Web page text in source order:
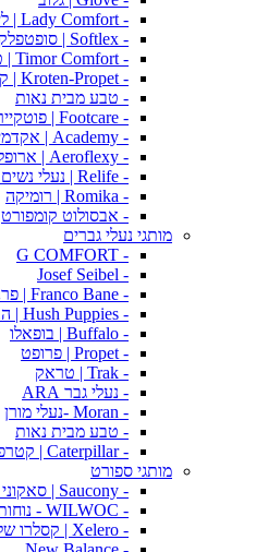
- Lady Comfort | ליידי קומפורט
- Softlex | סופטפלקס
- Timor Comfort | טימור קומפורט
- Kroten-Propet | קרוטן-פרופט
- טבע מבית נאות
- Footcare | פוטקייר
- Academy | אקדמי
- Aeroflexy | ארופלקסי
- Relife | נעלי נשים רילייף
- Romika | רומיקה
- אבסולוט קומפורט
מותגי נעלי גברים
- G COMFORT
- Josef Seibel
- Franco Bane | פרנקו בן
- Hush Puppies | האש פפיס
- Buffalo | בופאלו
- Propet | פרופט
- Trak | טראק
- נעלי גבר ARA
- Moran -נעלי מורן
- טבע מבית נאות
- Caterpillar | קטרפילר
מותגי ספורט
- Saucony | סאקוני הליכה דינמית עם תמיכה נכונה
- WILWOC - נוחות שנשארת איתך כל היום
- Xelero | קסלרו שליטה ויציבות בכל צעד